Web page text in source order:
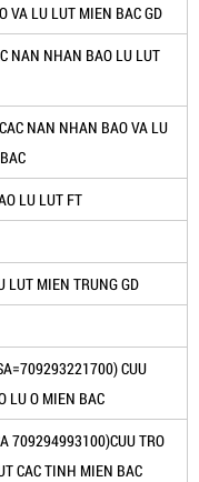
VA LU LUT MIEN BAC GD
NAN NHAN BAO LU LUT
NAN NHAN BAO VA LU
LU LUT FT
LUT MIEN TRUNG GD
CUU
LU O MIEN BAC
709294993100)CUU TRO
CAC TINH MIEN BAC